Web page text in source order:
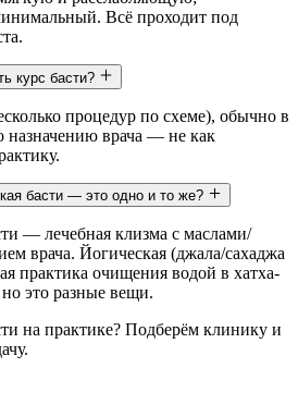
Всё проходит под
курс басти?
процедур по схеме), обычно в
назначению врача — не как
басти — это одно и то же?
— лечебная клизма с маслами/
врача. Йогическая (джала/сахаджа
практика очищения водой в хатха-
это разные вещи.
на практике? Подберём клинику и